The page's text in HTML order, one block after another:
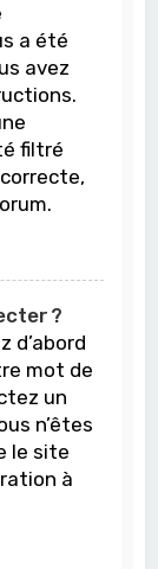
a été
avez
filtré
?
d’abord
mot de
un
n’êtes
le site
à